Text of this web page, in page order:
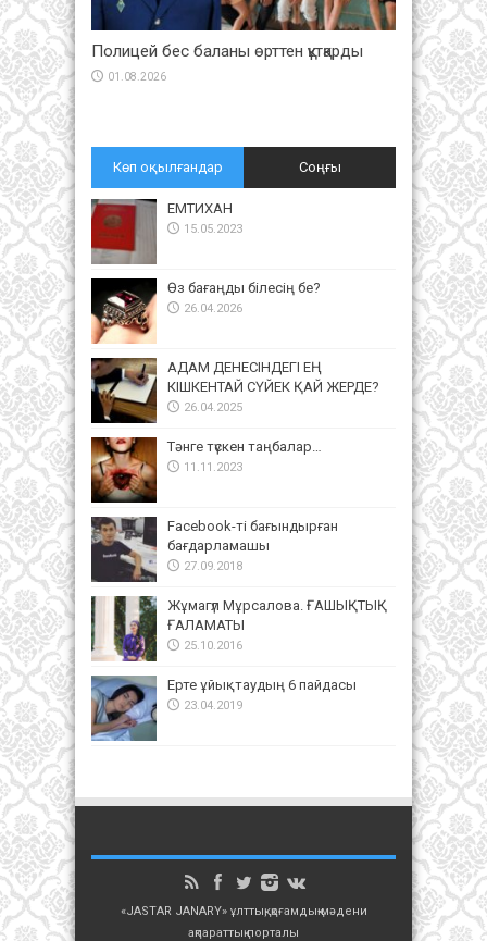
Полицей бес баланы өрттен құтқарды
01.08.2026
Көп оқылғандар Соңғы
ЕМТИХАН
15.05.2023
Өз бағаңды білесің бе?
26.04.2026
АДАМ ДЕНЕСІНДЕГІ ЕҢ
КІШКЕНТАЙ СҮЙЕК ҚАЙ ЖЕРДЕ?
26.04.2025
Тәнге түскен таңбалар…
11.11.2023
Facebook-ті бағындырған
бағдарламашы
27.09.2018
Жұмагүл Мұрсалова. ҒАШЫҚТЫҚ
ҒАЛАМАТЫ
25.10.2016
Ерте ұйықтаудың 6 пайдасы
23.04.2019
«JASTAR JANARY» ұлттық, қоғамдық-мәдени
ақпараттық порталы